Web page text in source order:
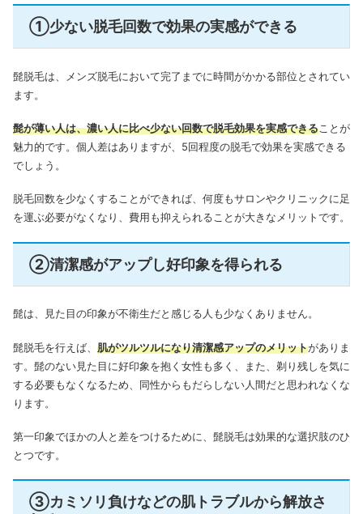
①少ない脱毛回数で効果の実感ができる
髭脱毛は、メンズ脱毛において完了までに時間がかかる部位とされてい
ます。
髭が薄い人は、濃い人に比べ少ない回数で脱毛効果を実感できることが
魅力的です。 個人差はありますが、5回程度の脱毛で効果を実感できる
でしょう。
脱毛回数を少なくすることができれば、何度もサロンやクリニックに足
を運ぶ必要がなくなり、費用も抑えられることが大きなメリットです。
②清潔感がアップし好印象を得られる
髭は、見た目の印象が不衛生だと感じる人も少なくありません。
髭脱毛を行えば、 肌がツルツルになり清潔感アップのメリットがありま
す。 髭のない見た目に好印象を抱く女性も多く、また、剃り残しを気に
する必要もなくなるため、同性からもだらしない人間だと思われなくな
ります。
第一印象でほかの人と差をつけるために、髭脱毛は効果的な選択肢のひ
とつです。
③カミソリ負けなどの肌トラブルから解放さ